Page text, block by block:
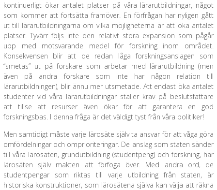
kontinuerligt ökar antalet platser på våra lärarutbildningar, något
som kommer att fortsätta framöver. En förfrågan har nyligen gått
ut till lärarutbildningarna om vilka möjligheterna är att öka antalet
platser. Tyvärr följs inte den relativt stora expansion som pågår
upp med motsvarande medel för forskning inom området.
Konsekvensen blir att de redan låga forskningsanslagen som
“smetas” ut på forskare som arbetar med lärarutbildning (men
även på andra forskare som inte har någon relation till
lärarutbildningen), blir ännu mer utsmetade. Att endast öka antalet
studenter vid våra lärarutbildningar ställer krav på beslutsfattare
att tillse att resurser även ökar för att garantera en god
forskningsbas. I denna fråga är det väldigt tyst från våra politiker!
Men samtidigt måste varje lärosäte själv ta ansvar för att våga göra
omfördelningar och omprioriteringar. De anslag som staten sänder
till våra lärosäten, grundutbildning (studentpeng) och forskning, har
lärosäten själv makten att förfoga över. Med andra ord, de
studentpengar som riktas till varje utbildning från staten, är
historiska konstruktioner, som lärosätena själva kan välja att räkna